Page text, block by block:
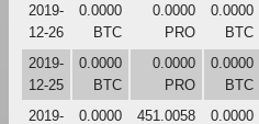
2019-
12-26
0.0000
BTC
0.0000
PRO
0.0000
BTC
2019-
12-25
0.0000
BTC
0.0000
PRO
0.0000
BTC
2019-
0.0000
451.0058
0.0000